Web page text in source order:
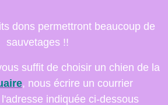
dons permettront beaucoup de
sauvetages !!
suffit de choisir un chien de la
, nous écrire un courrier
l'adresse indiquée ci-dessous